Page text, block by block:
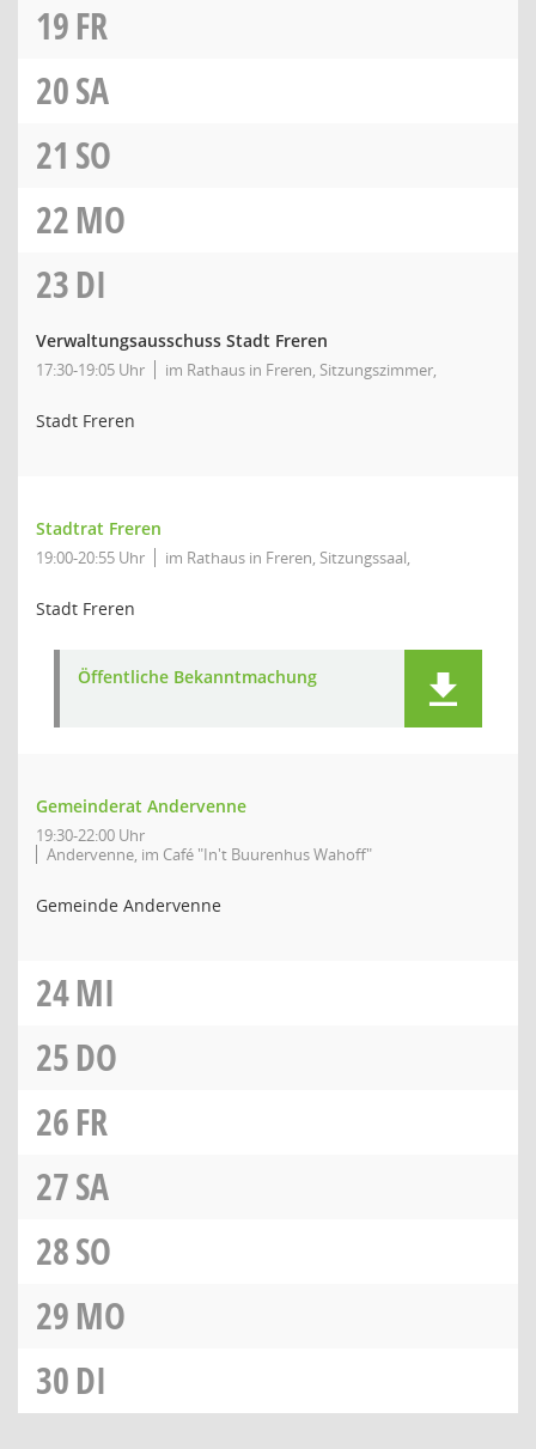
19FR
20SA
21 SO
22MO
23DI
Verwaltungsausschuss Stadt Freren
17:30-19:05 Uhr im Rathaus in Freren, Sitzungszimmer,
Stadt Freren
Stadtrat Freren
19:00-20:55 Uhr im Rathaus in Freren, Sitzungssaal,
Stadt Freren
Öffentliche Bekanntmachung
Gemeinderat Andervenne
19:30-22:00 Uhr
Andervenne, im Café "In't Buurenhus Wahoff"
Gemeinde Andervenne
24MI
25DO
26FR
27SA
28SO
29MO
30DI